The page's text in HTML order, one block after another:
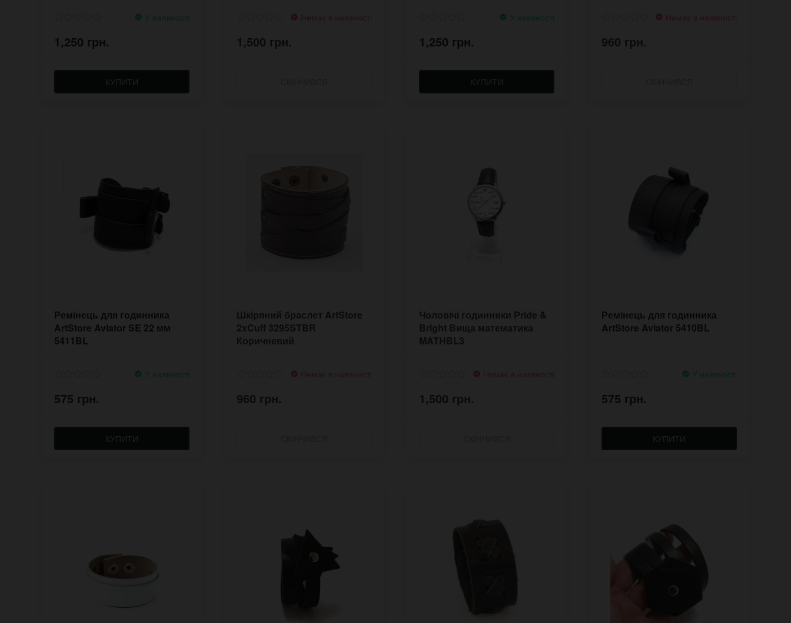
У наявності
1,250 грн.
КУПИТИ
1,500 грн.
У наявності
1,250 грн.
КУПИТИ
960 грн.
Ремінець для годинника
ArtStore Aviator SE 22 мм
5411BL
У наявності
575 грн.
КУПИТИ
Шкіряний браслет ArtStore
2xCuff 3295STBR
Коричневий
960 грн.
Чоловічі годинники Pride &
Bright Вища математика
MATHBL3
1,500 грн.
Ремінець для годинника
ArtStore Aviator 5410BL
У наявності
575 грн.
КУПИТИ